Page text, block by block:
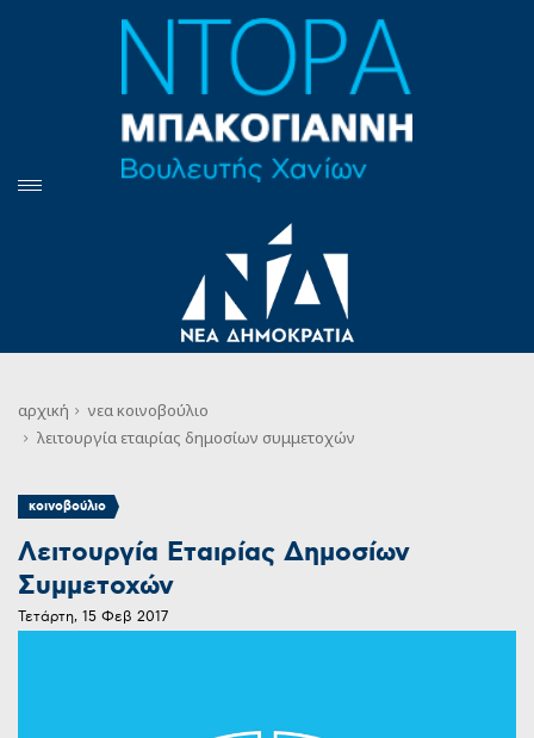
αρχική νεακοινοβούλιο
λειτουργία εταιρίας δημοσίων συμμετοχών
κοινοβούλιο
Λειτουργία Εταιρίας Δημοσίων
Συμμετοχών
Τετάρτη, 15 Φεβ 2017